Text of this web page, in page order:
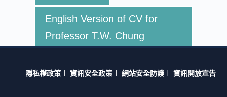
English Version of CV for
Professor T.W. Chung
隱私權政策︱ 資訊安全政策︱ 網站安全防護︱ 資訊開放宣告